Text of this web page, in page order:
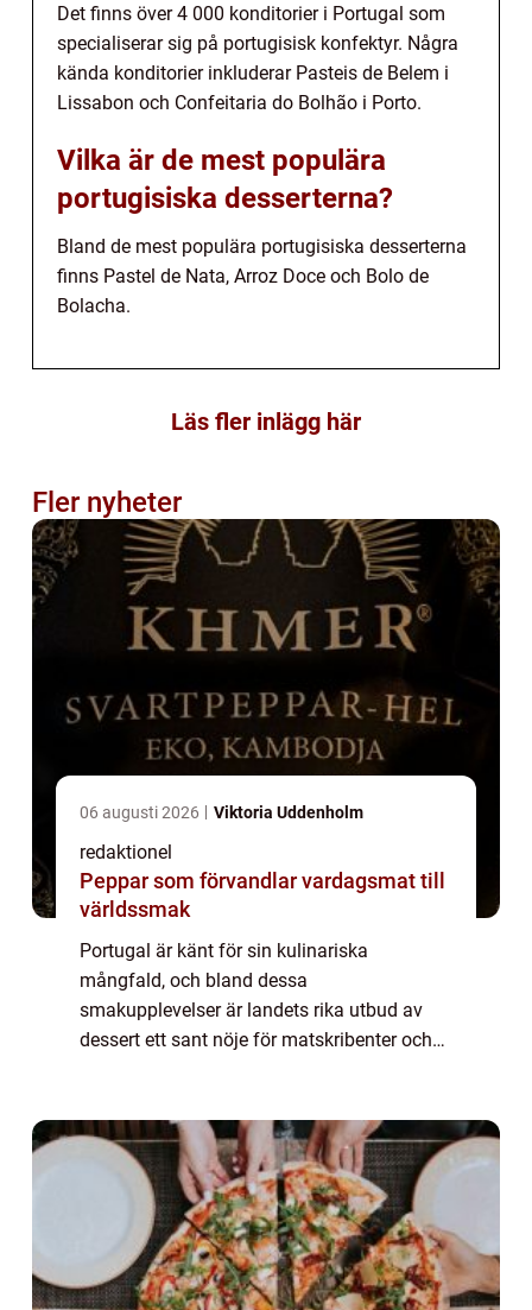
Det finns över 4 000 konditorier i Portugal som
specialiserar sig på portugisisk konfektyr. Några
kända konditorier inkluderar Pasteis de Belem i
Lissabon och Confeitaria do Bolhão i Porto.
Vilka är de mest populära
portugisiska desserterna?
Bland de mest populära portugisiska desserterna
finns Pastel de Nata, Arroz Doce och Bolo de
Bolacha.
Läs fler inlägg här
Fler nyheter
06 augusti 2026 Viktoria Uddenholm
redaktionel
Peppar som förvandlar vardagsmat till
världssmak
Portugal är känt för sin kulinariska
mångfald, och bland dessa
smakupplevelser är landets rika utbud av
dessert ett sant nöje för matskribenter och
världen av portug...